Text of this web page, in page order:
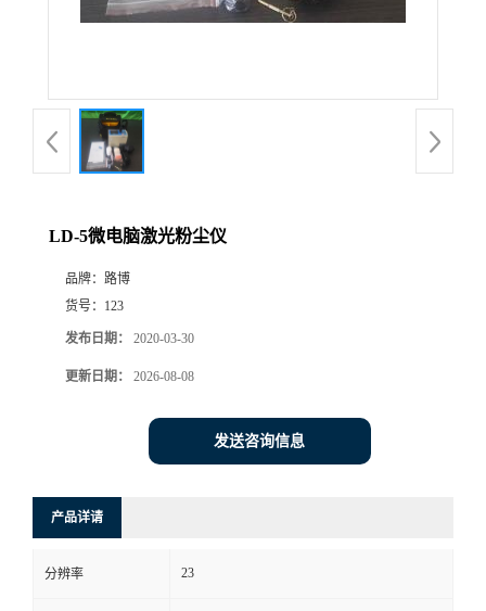
品
厅
联
系
LD-5微电脑激光粉尘仪
品牌： 路博
货号： 123
发布日期： 2020-03-30
更新日期： 2026-08-08
发送咨询信息
产品详请
分辨率 23